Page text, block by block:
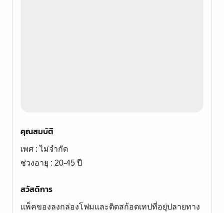
คุณสมบัติ
เพศ : ไม่จำกัด
ช่วงอายุ : 20-45 ปี
สวัสดิการ
แพ็คของลงกล่องโฟมและติดสก้อตเทปที่อยุ่ปลายทาง